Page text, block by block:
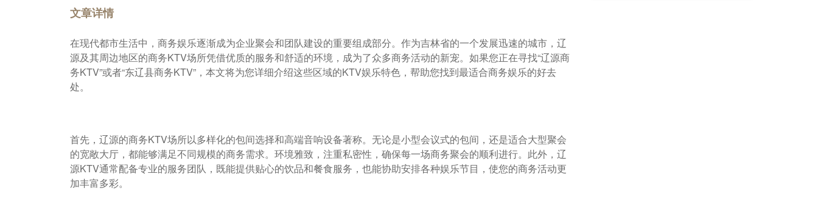
文章详情
在现代都市生活中，商务娱乐逐渐成为企业聚会和团队建设的重要组成部分。作为吉林省的一个发展迅速的城市，辽
源及其周边地区的商务KTV场所凭借优质的服务和舒适的环境，成为了众多商务活动的新宠。如果您正在寻找“辽源商
务KTV”或者“东辽县商务KTV”，本文将为您详细介绍这些区域的KTV娱乐特色，帮助您找到最适合商务娱乐的好去
处。
首先，辽源的商务KTV场所以多样化的包间选择和高端音响设备著称。无论是小型会议式的包间，还是适合大型聚会
的宽敞大厅，都能够满足不同规模的商务需求。环境雅致，注重私密性，确保每一场商务聚会的顺利进行。此外，辽
源KTV通常配备专业的服务团队，既能提供贴心的饮品和餐食服务，也能协助安排各种娱乐节目，使您的商务活动更
加丰富多彩。